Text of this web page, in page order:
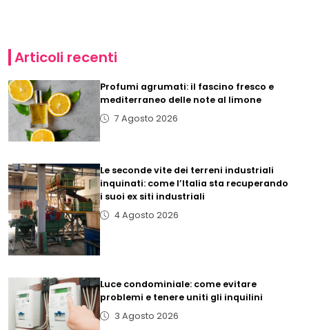
Articoli recenti
Profumi agrumati: il fascino fresco e
mediterraneo delle note al limone
7 Agosto 2026
Le seconde vite dei terreni industriali
inquinati: come l’Italia sta recuperando
i suoi ex siti industriali
4 Agosto 2026
Luce condominiale: come evitare
problemi e tenere uniti gli inquilini
3 Agosto 2026